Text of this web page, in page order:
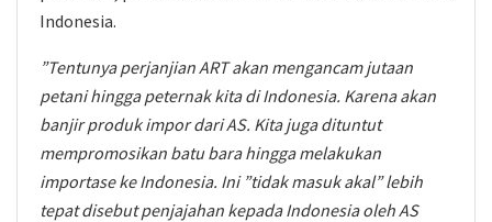
Indonesia.
”Tentunya perjanjian ART akan mengancam jutaan
petani hingga peternak kita di Indonesia. Karena akan
banjir produk impor dari AS. Kita juga dituntut
mempromosikan batu bara hingga melakukan
importase ke Indonesia. Ini ”tidak masuk akal” lebih
tepat disebut penjajahan kepada Indonesia oleh AS